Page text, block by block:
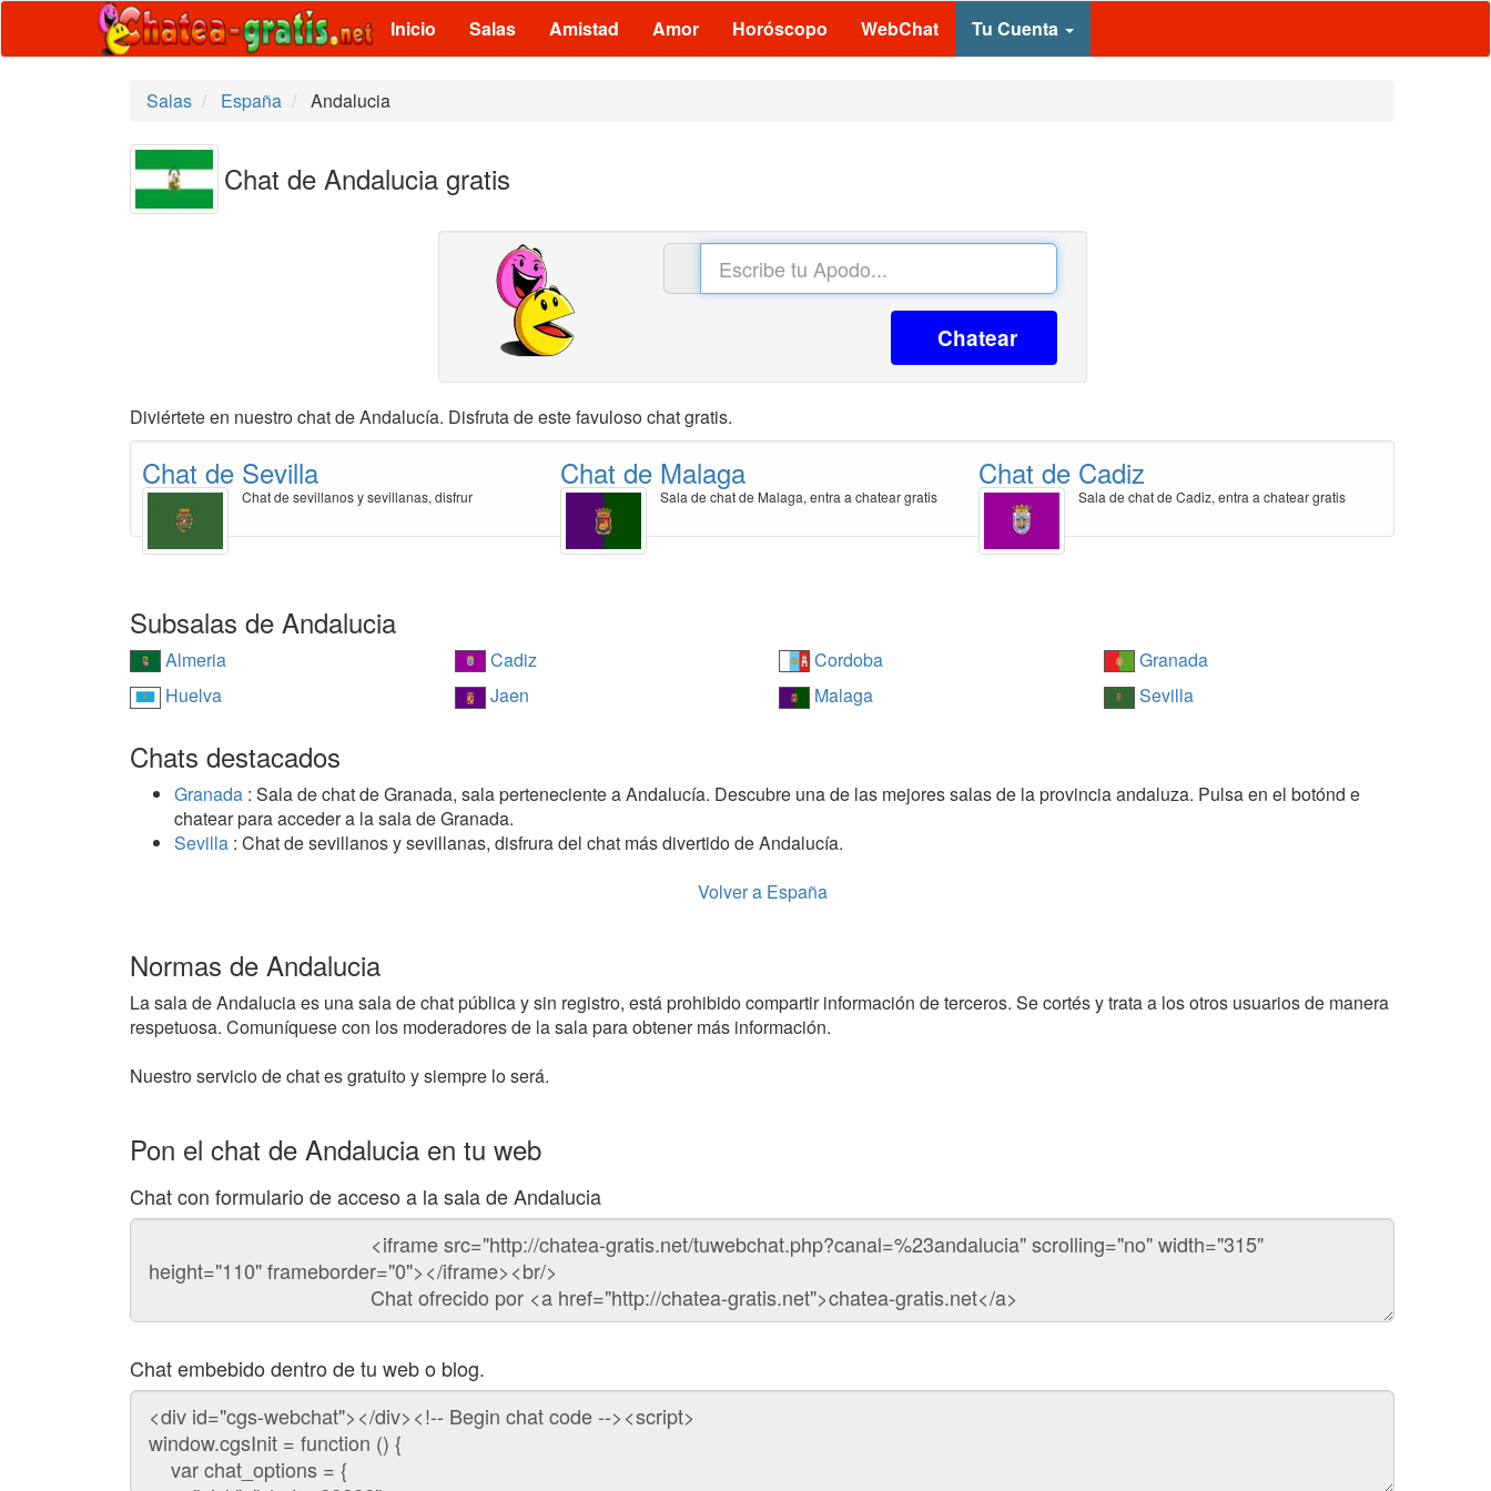
Inicio Salas Amistad Amor Horóscopo WebChat Tu Cuenta
Salas España Andalucia
Chat de Andalucia gratis
Chatear
Diviértete en nuestro chat de Andalucía. Disfruta de este favuloso chat gratis.
Chat de Sevilla
Chat de sevillanos y sevillanas, disfrur
Chat de Malaga
Sala de chat de Malaga, entra a chatear gratis
Chat de Cadiz
Sala de chat de Cadiz, entra a chatear gratis
Subsalas de Andalucia
Almeria Cadiz Cordoba
Granada
Huelva
Jaen Malaga Sevilla
Chats destacados
Granada : Sala de chat de Granada, sala perteneciente a Andalucía. Descubre una de las mejores salas de la provincia andaluza. Pulsa en el botónd e
chatear para acceder a la sala de Granada.
Sevilla : Chat de sevillanos y sevillanas, disfrura del chat más divertido de Andalucía.
Volver a España
Normas de Andalucia
La sala de Andalucia es una sala de chat pública y sin registro, está prohibido compartir información de terceros. Se cortés y trata a los otros usuarios de manera
respetuosa. Comuníquese con los moderadores de la sala para obtener más información.
Nuestro servicio de chat es gratuito y siempre lo será.
Pon el chat de Andalucia en tu web
Chat con formulario de acceso a la sala de Andalucia
Código
chat
Chat embebido dentro de tu web o blog.
Código
para
embeber